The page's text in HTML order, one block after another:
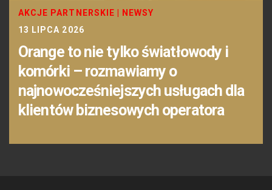
AKCJE PARTNERSKIE
NEWSY
13 LIPCA 2026
Orange to nie tylko światłowody i
komórki – rozmawiamy o
najnowocześniejszych usługach dla
klientów biznesowych operatora